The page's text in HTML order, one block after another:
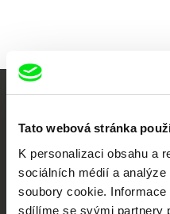
Tato webová stránka
K personalizaci obsahu a
sociálních médií a
soubory cookie.
sdílíme se svými partnery
Nové